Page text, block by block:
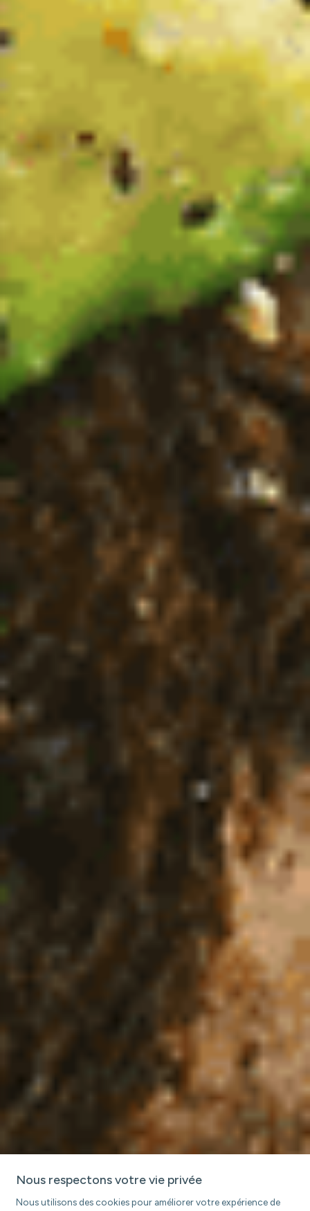
Nous respectons votre vie privée
Nous utilisons des cookies pour améliorer votre expérience de